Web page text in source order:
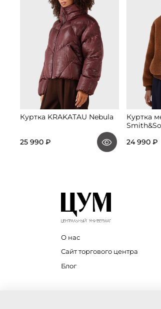
Куртка KRAKATAU Nebula
25 990 ₽
Куртка
24 990 ₽
О нас
Сайт торгового центра
Блог